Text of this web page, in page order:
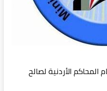
الأردنية لصالح